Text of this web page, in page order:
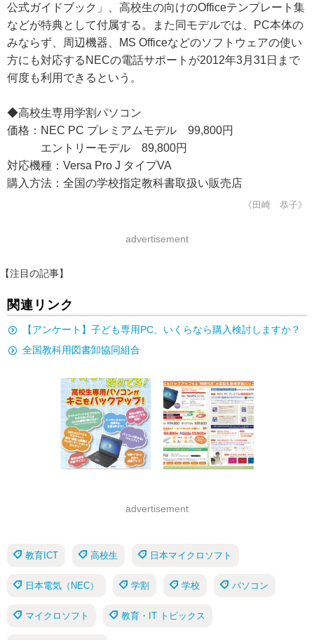
公式ガイドブック」、高校生の向けのOfficeテンプレート集
などが特典として付属する。また同モデルでは、PC本体の
みならず、周辺機器、MS Officeなどのソフトウェアの使い
方にも対応するNECの電話サポートが2012年3月31日まで
何度も利用できるという。
◆高校生専用学割パソコン
価格：NEC PC プレミアムモデル 99,800円
エントリーモデル 89,800円
対応機種：Versa Pro J タイプVA
購入方法：全国の学校指定教科書取扱い販売店
《田崎 恭子》
advertisement
【注目の記事】
関連リンク
【アンケート】子ども専用PC、いくらなら購入検討しますか？
全国教科用図書卸協同組合
advertisement
教育ICT 高校生 日本マイクロソフト
日本電気（NEC） 学割 学校 パソコン
マイクロソフト 教育・IT トピックス